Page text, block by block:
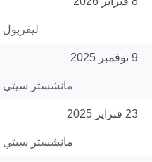
ليفربول
9 نوفمبر 2025
مانشستر سيتي
23 فبراير 2025
مانشستر سيتي